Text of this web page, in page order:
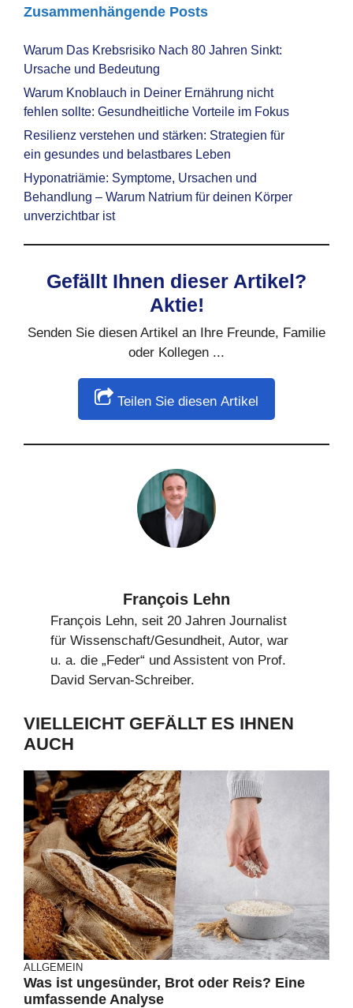
Zusammenhängende Posts
Warum Das Krebsrisiko Nach 80 Jahren Sinkt:
Ursache und Bedeutung
Warum Knoblauch in Deiner Ernährung nicht
fehlen sollte: Gesundheitliche Vorteile im Fokus
Resilienz verstehen und stärken: Strategien für
ein gesundes und belastbares Leben
Hyponatriämie: Symptome, Ursachen und
Behandlung – Warum Natrium für deinen Körper
unverzichtbar ist
Gefällt Ihnen dieser Artikel?
Aktie!
Senden Sie diesen Artikel an Ihre Freunde, Familie
oder Kollegen ...
Teilen Sie diesen Artikel
François Lehn
François Lehn, seit 20 Jahren Journalist
für Wissenschaft/Gesundheit, Autor, war
u. a. die „Feder“ und Assistent von Prof.
David Servan-Schreiber.
VIELLEICHT GEFÄLLT ES IHNEN
AUCH
ALLGEMEIN
Was ist ungesünder, Brot oder Reis? Eine
umfassende Analyse